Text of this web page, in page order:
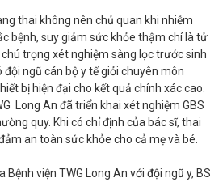
thai không nên chủ quan khi nhiễm
bệnh, suy giảm sức khỏe thậm chí là tử
trọng xét nghiệm sàng lọc trước sinh
đội ngũ cán bộ y tế giỏi chuyên môn
bị hiện đại cho kết quả chính xác cao.
Long An đã triển khai xét nghiệm GBS
quy. Khi có chỉ định của bác sĩ, thai
an toàn sức khỏe cho cả mẹ và bé.
viện TWG Long An với đội ngũ y, BS